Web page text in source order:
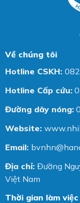
Về chúng tôi
Hotline CSKH:
Hotline Cấp cứu:
Đường dây nóng:
Website:
Email:
Địa chỉ: Đường
Việt Nam
Thời gian làm việc